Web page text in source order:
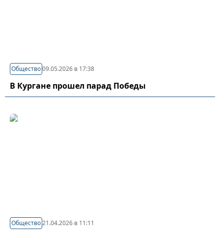
Общество09.05.2026 в 17:38
В Кургане прошел парад Победы
Общество21.04.2026 в 11:11